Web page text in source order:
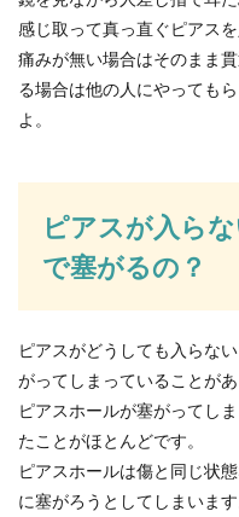
感じ取って真っ直ぐピアスを
痛みが無い場合はそのまま
る場合は他の人にやっても
よ。
ピアスが入ら
で塞がるの？
ピアスがどうしても入らな
がってしまっていることがあ
ピアスホールが塞がってし
たことがほとんどです。
ピアスホールは傷と同じ状
に塞がろうとしてしまいます